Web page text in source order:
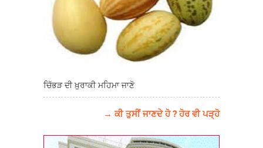
ਚਿੱਭੜ ਦੀ ਖ਼ੁਰਾਕੀ ਮਹਿਮਾ ਜਾਣੋ
→ ਕੀ ਤੁਸੀਂ ਜਾਣਦੇ ਹੋ ? ਹੋਰ ਵੀ ਪੜ੍ਹੋ